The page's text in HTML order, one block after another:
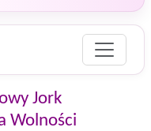
Jork
Wolności